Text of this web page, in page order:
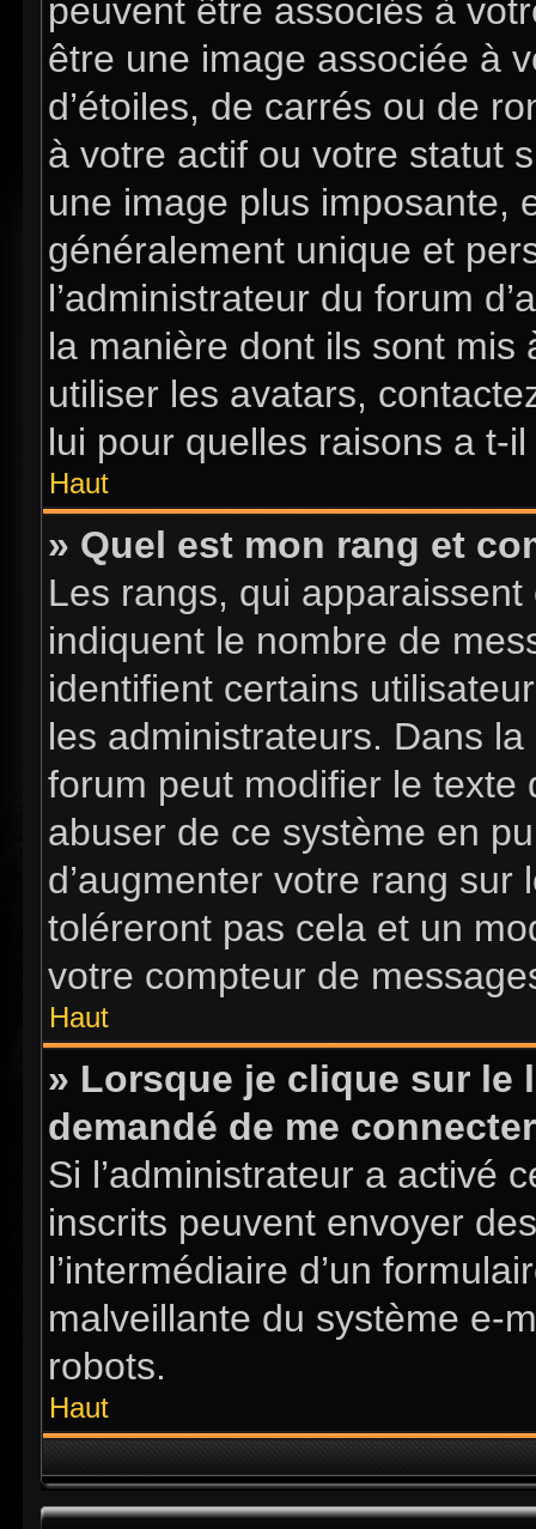
peuvent être associés à
être une image associée à
d’étoiles, de carrés ou de
à votre actif ou votre statut
une image plus imposante,
généralement unique et
l’administrateur du forum
la manière dont ils sont mis
utiliser les avatars,
lui pour quelles raisons a t-
Haut
» Quel est mon rang et
Les rangs, qui
indiquent le nombre de
identifient certains
les administrateurs. Dans
forum peut modifier le
abuser de ce système en
d’augmenter votre rang
toléreront pas cela et un
votre compteur de
Haut
» Lorsque je clique sur le
demandé de me
Si l’administrateur a activé
inscrits peuvent envoyer
l’intermédiaire d’un
malveillante du système e-
robots.
Haut